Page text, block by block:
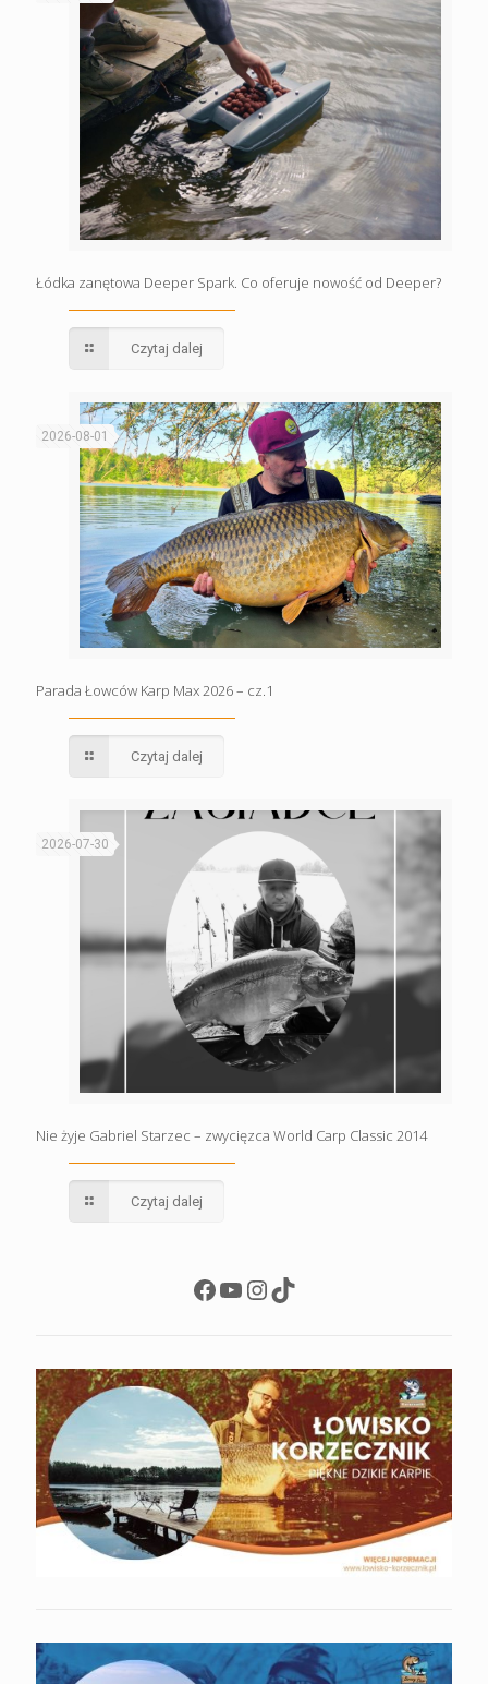
Łódka zanętowa Deeper Spark. Co oferuje nowość od Deeper?
Czytaj dalej
2026-08-01
Parada Łowców Karp Max 2026 – cz.1
Czytaj dalej
2026-07-30
Nie żyje Gabriel Starzec – zwycięzca World Carp Classic 2014
Czytaj dalej
Facebook
YouTube
Instagram
TikTok